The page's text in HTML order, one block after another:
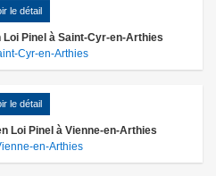
le détail
Pinel à Saint-Cyr-en-Arthies
Cyr-en-Arthies
le détail
Loi Pinel à Vienne-en-Arthies
en-Arthies